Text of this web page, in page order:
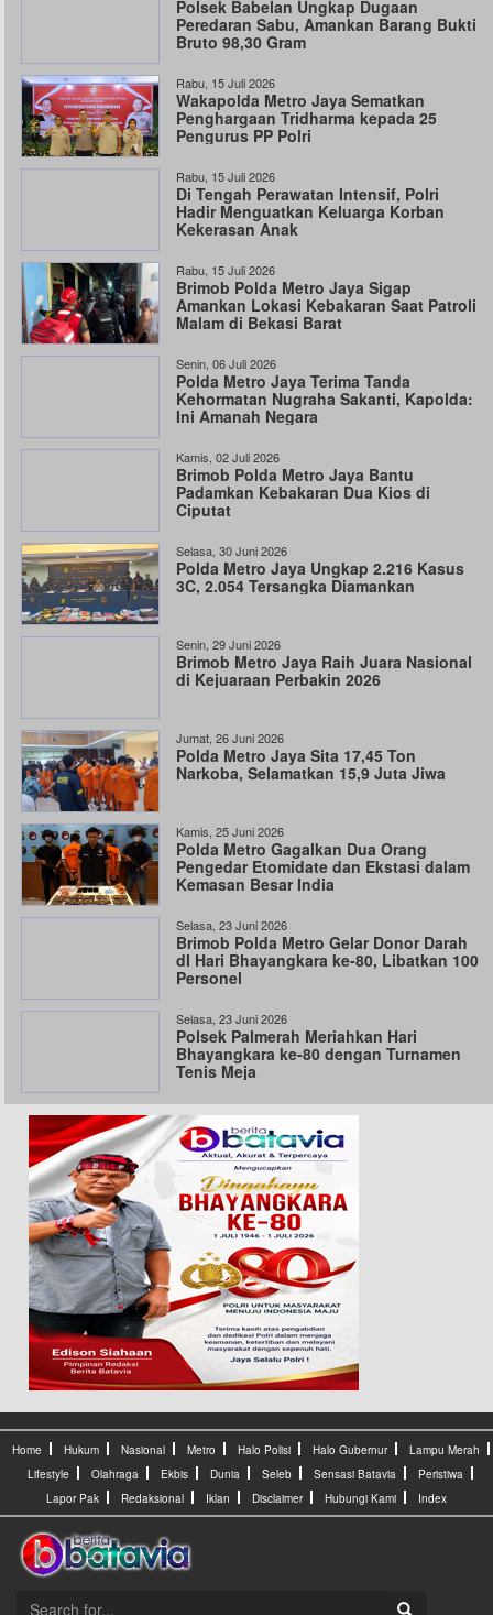
Polsek Babelan Ungkap Dugaan
Peredaran Sabu, Amankan Barang Bukti
Bruto 98,30 Gram
Rabu, 15 Juli 2026
Wakapolda Metro Jaya Sematkan
Penghargaan Tridharma kepada 25
Pengurus PP Polri
Rabu, 15 Juli 2026
Di Tengah Perawatan Intensif, Polri
Hadir Menguatkan Keluarga Korban
Kekerasan Anak
Rabu, 15 Juli 2026
Brimob Polda Metro Jaya Sigap
Amankan Lokasi Kebakaran Saat Patroli
Malam di Bekasi Barat
Senin, 06 Juli 2026
Polda Metro Jaya Terima Tanda
Kehormatan Nugraha Sakanti, Kapolda:
Ini Amanah Negara
Kamis, 02 Juli 2026
Brimob Polda Metro Jaya Bantu
Padamkan Kebakaran Dua Kios di
Ciputat
Selasa, 30 Juni 2026
Polda Metro Jaya Ungkap 2.216 Kasus
3C, 2.054 Tersangka Diamankan
Senin, 29 Juni 2026
Brimob Metro Jaya Raih Juara Nasional
di Kejuaraan Perbakin 2026
Jumat, 26 Juni 2026
Polda Metro Jaya Sita 17,45 Ton
Narkoba, Selamatkan 15,9 Juta Jiwa
Kamis, 25 Juni 2026
Polda Metro Gagalkan Dua Orang
Pengedar Etomidate dan Ekstasi dalam
Kemasan Besar India
Selasa, 23 Juni 2026
Brimob Polda Metro Gelar Donor Darah
dI Hari Bhayangkara ke-80, Libatkan 100
Personel
Selasa, 23 Juni 2026
Polsek Palmerah Meriahkan Hari
Bhayangkara ke-80 dengan Turnamen
Tenis Meja
Home Hukum Nasional Metro Halo Polisi Halo Gubernur
Lampu Merah
Lifestyle
Olahraga Ekbis Dunia Seleb Sensasi Batavia
Peristiwa
Lapor Pak
Redaksional Iklan Disclaimer Hubungi Kami Index